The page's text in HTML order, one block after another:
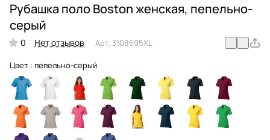
Рубашка поло Boston женская, пепельно-
серый
0 Нет отзывов Арт. 3108695XL
Цвет : пепельно-серый